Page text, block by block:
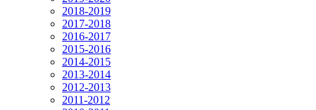
2018-2019
2017-2018
2016-2017
2015-2016
2014-2015
2013-2014
2012-2013
2011-2012